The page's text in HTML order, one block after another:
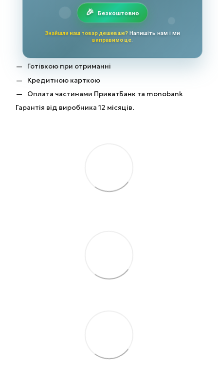
Безкоштовно
Знайшли наш товар дешевше? Напишіть нам і ми
виправимо це.
Готівкою при отриманні
Кредитною карткою
Оплата частинами ПриватБанк та monobank
Гарантія від виробника 12 місяців.